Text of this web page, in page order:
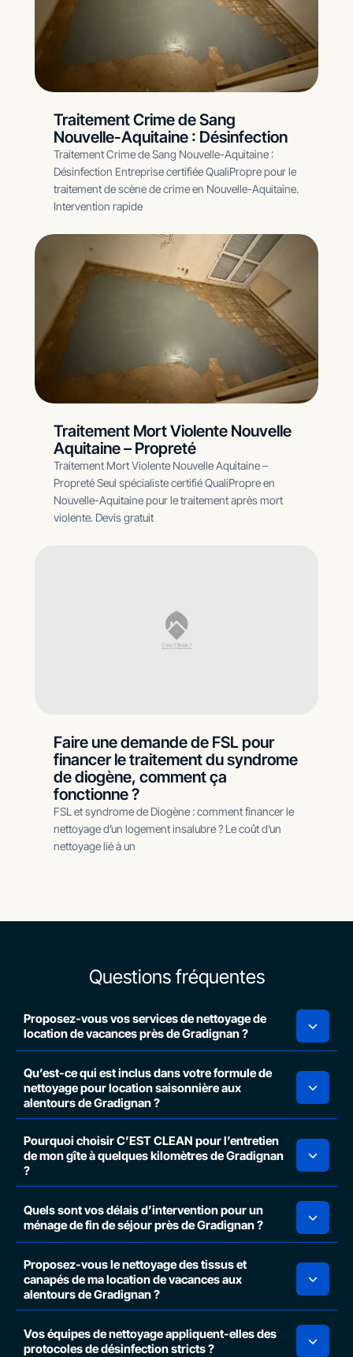
Traitement Crime de Sang
Nouvelle-Aquitaine : Désinfection
Traitement Crime de Sang Nouvelle-Aquitaine :
Désinfection Entreprise certifiée QualiPropre pour le
traitement de scène de crime en Nouvelle-Aquitaine.
Intervention rapide
Traitement Mort Violente Nouvelle
Aquitaine – Propreté
Traitement Mort Violente Nouvelle Aquitaine –
Propreté Seul spécialiste certifié QualiPropre en
Nouvelle-Aquitaine pour le traitement après mort
violente. Devis gratuit
Faire une demande de FSL pour
financer le traitement du syndrome
de diogène, comment ça
fonctionne ?
FSL et syndrome de Diogène : comment financer le
nettoyage d’un logement insalubre ? Le coût d’un
nettoyage lié à un
Questions fréquentes
Proposez-vous vos services de nettoyage de
location de vacances près de Gradignan ?
Qu’est-ce qui est inclus dans votre formule de
nettoyage pour location saisonnière aux
alentours de Gradignan ?
Pourquoi choisir C’EST CLEAN pour l’entretien
de mon gîte à quelques kilomètres de Gradignan
?
Quels sont vos délais d’intervention pour un
ménage de fin de séjour près de Gradignan ?
Proposez-vous le nettoyage des tissus et
canapés de ma location de vacances aux
alentours de Gradignan ?
Vos équipes de nettoyage appliquent-elles des
protocoles de désinfection stricts ?